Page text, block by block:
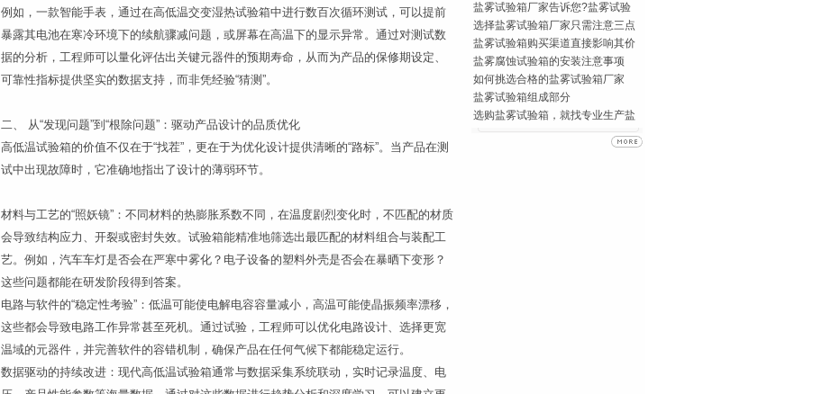
例如，一款智能手表，通过在高低温交变湿热试验箱中进行数百次循环测试，可以提前
暴露其电池在寒冷环境下的续航骤减问题，或屏幕在高温下的显示异常。通过对测试数
据的分析，工程师可以量化评估出关键元器件的预期寿命，从而为产品的保修期设定、
可靠性指标提供坚实的数据支持，而非凭经验“猜测”。
二、 从“发现问题”到“根除问题”：驱动产品设计的品质优化
高低温试验箱的价值不仅在于“找茬”，更在于为优化设计提供清晰的“路标”。当产品在测
试中出现故障时，它准确地指出了设计的薄弱环节。
材料与工艺的“照妖镜”：不同材料的热膨胀系数不同，在温度剧烈变化时，不匹配的材质
会导致结构应力、开裂或密封失效。试验箱能精准地筛选出最匹配的材料组合与装配工
艺。例如，汽车车灯是否会在严寒中雾化？电子设备的塑料外壳是否会在暴晒下变形？
这些问题都能在研发阶段得到答案。
电路与软件的“稳定性考验”：低温可能使电解电容容量减小，高温可能使晶振频率漂移，
这些都会导致电路工作异常甚至死机。通过试验，工程师可以优化电路设计、选择更宽
温域的元器件，并完善软件的容错机制，确保产品在任何气候下都能稳定运行。
数据驱动的持续改进：现代高低温试验箱通常与数据采集系统联动，实时记录温度、电
盐雾试验箱厂家告诉您?盐雾试验
选择盐雾试验箱厂家只需注意三点
盐雾试验箱购买渠道直接影响其价
盐雾腐蚀试验箱的安装注意事项
如何挑选合格的盐雾试验箱厂家
盐雾试验箱组成部分
选购盐雾试验箱，就找专业生产盐